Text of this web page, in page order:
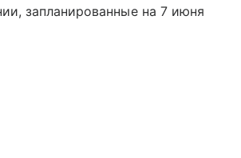
запланированные на 7 июня